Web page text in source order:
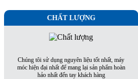
CHẤT LƯỢNG
Chúng tôi sử dụng nguyên liệu tốt nhất, máy
móc hiện đại nhất để mang lại sản phẩm hoàn
hảo nhất đến tay khách hàng